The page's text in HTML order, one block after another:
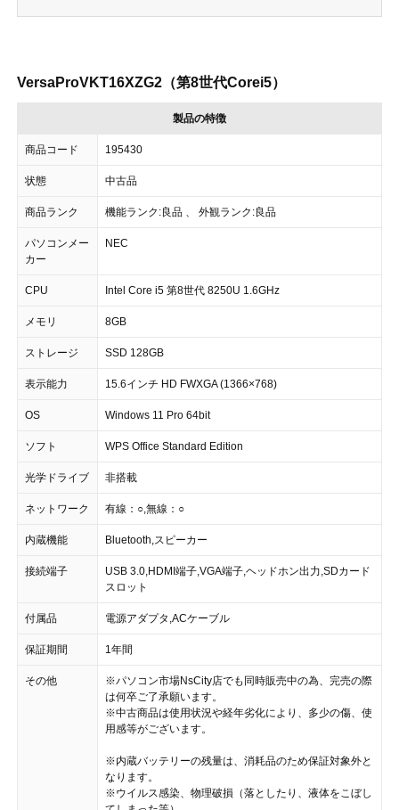
VersaProVKT16XZG2（第8世代Corei5）
製品の特徴
商品コード 195430
状態 中古品
商品ランク 機能ランク:良品 、 外観ランク:良品
パソコンメー
カー
NEC
CPU Intel Core i5 第8世代 8250U 1.6GHz
メモリ 8GB
ストレージ SSD 128GB
表示能力 15.6インチ HD FWXGA (1366×768)
OS Windows 11 Pro 64bit
ソフト WPS Office Standard Edition
光学ドライブ 非搭載
ネットワーク 有線：○,無線：○
内蔵機能 Bluetooth,スピーカー
接続端子
USB 3.0,HDMI端子,VGA端子,ヘッドホン出力,SDカード
スロット
付属品 電源アダプタ,ACケーブル
保証期間 1年間
その他
※パソコン市場NsCity店でも同時販売中の為、完売の際
は何卒ご了承願います。
※中古商品は使用状況や経年劣化により、多少の傷、使
用感等がございます。
※内蔵バッテリーの残量は、消耗品のため保証対象外と
なります。
※ウイルス感染、物理破損（落としたり、液体をこぼし